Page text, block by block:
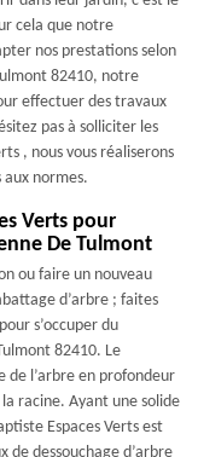
cela que notre
nos prestations selon
82410, notre
effectuer des travaux
pas à solliciter les
, nous vous réaliserons
normes.
Verts pour
De Tulmont
ou faire un nouveau
d’arbre ; faites
s’occuper du
82410. Le
de l’arbre en profondeur
racine. Ayant une solide
Espaces Verts est
de dessouchage d’arbre